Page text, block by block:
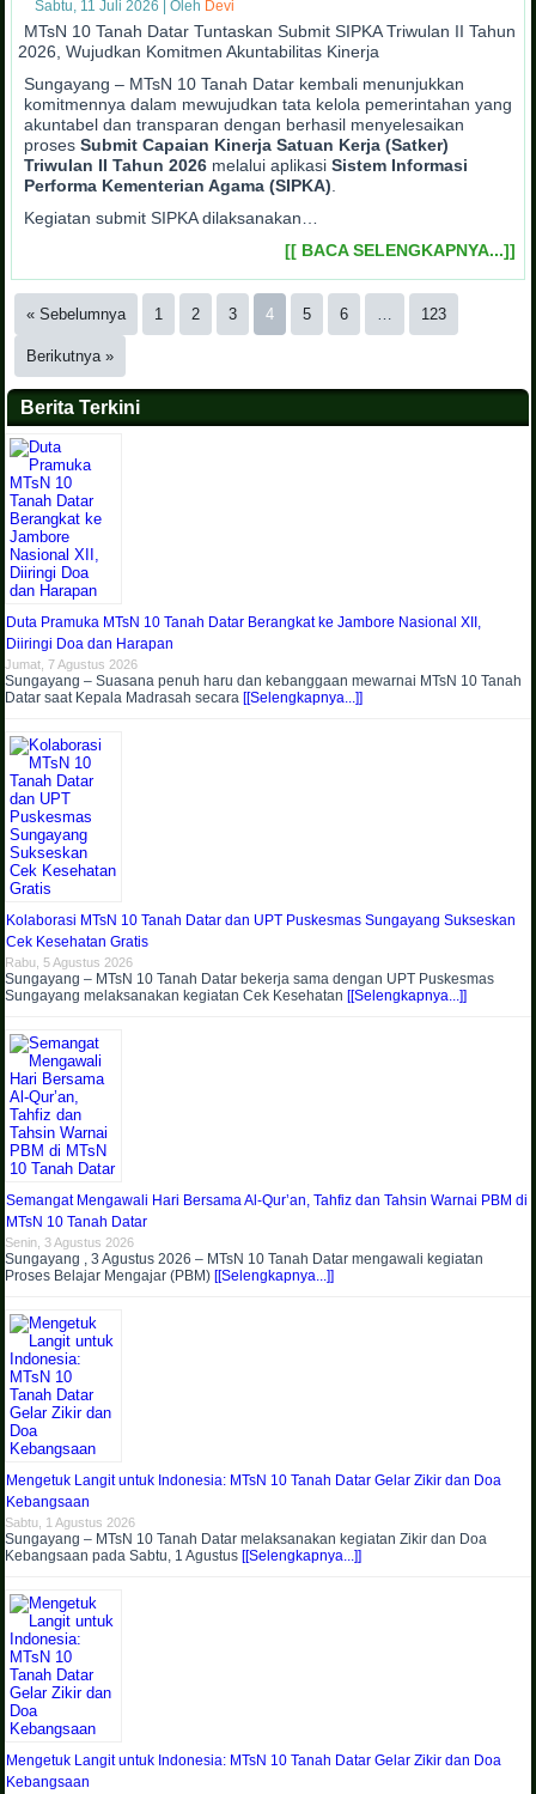
Sabtu, 11 Juli 2026 |Oleh Devi
MTsN 10 Tanah Datar Tuntaskan Submit SIPKA Triwulan II Tahun
2026, Wujudkan Komitmen Akuntabilitas Kinerja
Sungayang – MTsN 10 Tanah Datar kembali menunjukkan
komitmennya dalam mewujudkan tata kelola pemerintahan yang
akuntabel dan transparan dengan berhasil menyelesaikan
prosesSubmit Capaian Kinerja Satuan Kerja (Satker)
Triwulan II Tahun 2026 melalui aplikasiSistem Informasi
Performa Kementerian Agama (SIPKA).
Kegiatan submit SIPKA dilaksanakan…
[[ BACA SELENGKAPNYA...]]
« Sebelumnya 1 2 3 4 5 6 … 123
Berikutnya »
Berita Terkini
Duta Pramuka MTsN 10 Tanah Datar Berangkat ke Jambore Nasional XII,
Diiringi Doa dan Harapan
Jumat, 7 Agustus 2026
Sungayang – Suasana penuh haru dan kebanggaan mewarnai MTsN 10 Tanah
Datar saat Kepala Madrasah secara [[Selengkapnya...]]
Kolaborasi MTsN 10 Tanah Datar dan UPT Puskesmas Sungayang Sukseskan
Cek Kesehatan Gratis
Rabu, 5 Agustus 2026
Sungayang – MTsN 10 Tanah Datar bekerja sama dengan UPT Puskesmas
Sungayang melaksanakan kegiatan Cek Kesehatan [[Selengkapnya...]]
Semangat Mengawali Hari Bersama Al-Qur’an, Tahfiz dan Tahsin Warnai PBM di
MTsN 10 Tanah Datar
Senin, 3 Agustus 2026
Sungayang , 3 Agustus 2026 – MTsN 10 Tanah Datar mengawali kegiatan
Proses Belajar Mengajar (PBM) [[Selengkapnya...]]
Mengetuk Langit untuk Indonesia: MTsN 10 Tanah Datar Gelar Zikir dan Doa
Kebangsaan
Sabtu, 1 Agustus 2026
Sungayang – MTsN 10 Tanah Datar melaksanakan kegiatan Zikir dan Doa
Kebangsaan pada Sabtu, 1 Agustus [[Selengkapnya...]]
Mengetuk Langit untuk Indonesia: MTsN 10 Tanah Datar Gelar Zikir dan Doa
Kebangsaan